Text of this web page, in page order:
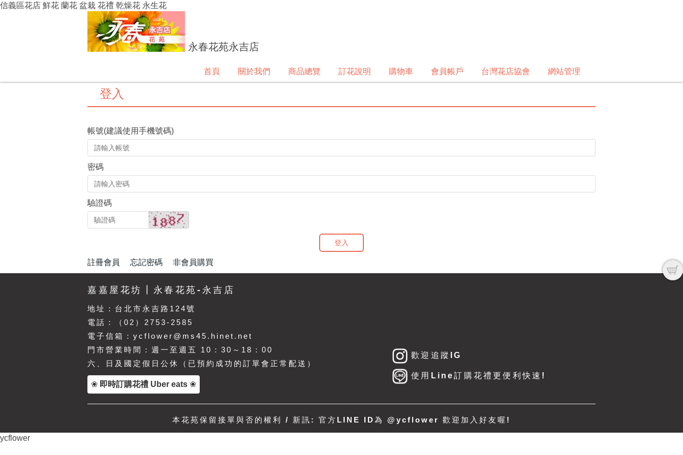
信義區花店 鮮花 蘭花 盆栽 花禮 乾燥花 永生花
永春花苑永吉店
首頁 關於我們 商品總覽 訂花說明 購物車 會員帳戶 台灣花店協會 網站管理
登入
帳號(建議使用手機號碼)
密碼
驗證碼
登入
註冊會員 忘記密碼 非會員購買
嘉嘉屋花坊┃永春花苑-永吉店
地址： 台北市永吉路124號
電話：（02）2753-2585
電子信箱：ycflower@ms45.hinet.net
門市營業時間：週一至週五 10：30～18：00
六、日及國定假日公休（已預約成功的訂單會正常配送）
❀ 即時訂購花禮 Uber eats ❀
歡迎追蹤IG
使用Line訂購花禮更便利快速!
本花苑保留接單與否的權利 / 新訊: 官方LINE ID為 @ycflower 歡迎加入好友喔!
ycflower